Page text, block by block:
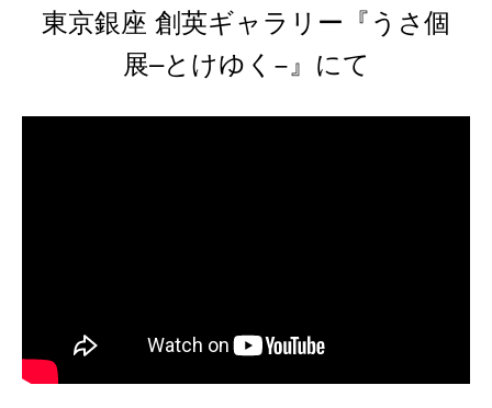
東京銀座 創英ギャラリー『うさ個
展–とけゆく−』にて